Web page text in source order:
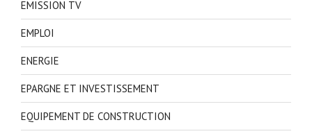
EMISSION TV
EMPLOI
ENERGIE
EPARGNE ET INVESTISSEMENT
EQUIPEMENT DE CONSTRUCTION